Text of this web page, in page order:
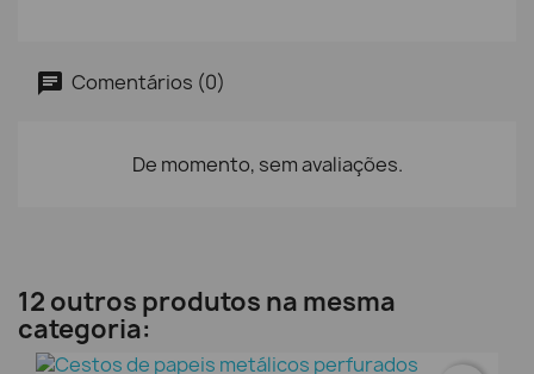
Comentários (0)
De momento, sem avaliações.
12 outros produtos na mesma
categoria: